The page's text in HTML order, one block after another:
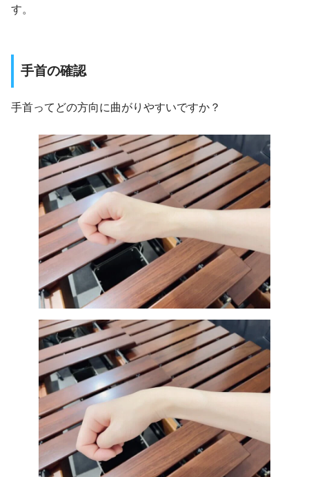
す。
手首の確認
手首ってどの方向に曲がりやすいですか？